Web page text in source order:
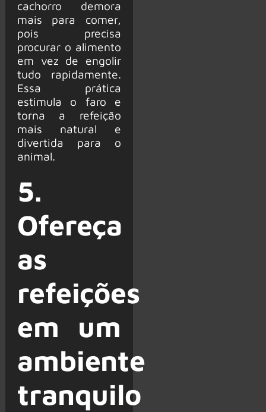
cachorro demora
mais para comer,
pois precisa
procurar o alimento
em vez de engolir
tudo rapidamente.
Essa prática
estimula o faro e
torna a refeição
mais natural e
divertida para o
animal.
5.
Ofereça
as
refeições
em um
ambiente
tranquilo